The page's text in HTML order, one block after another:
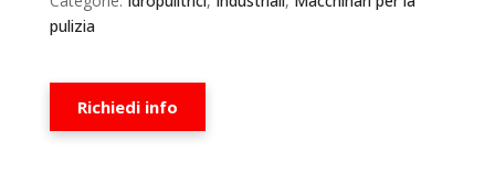
pulizia
Richiedi info